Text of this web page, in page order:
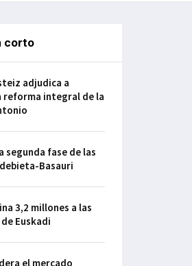
corto
adjudica a
reforma integral de la
segunda fase de las
Basauri
3,2 millones a las
Euskadi
el mercado